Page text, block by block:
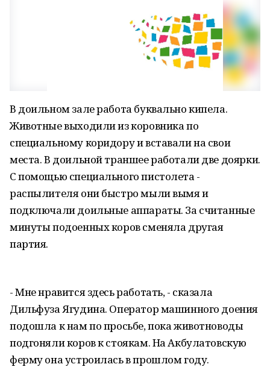
В доильном зале работа буквально кипела.
Животные выходили из коровника по
специальному коридору и вставали на свои
места. В доильной траншее работали две доярки.
С помощью специального пистолета -
распылителя они быстро мыли вымя и
подключали доильные аппараты. За считанные
минуты подоенных коров сменяла другая
партия.
- Мне нравится здесь работать, - сказала
Дильфуза Ягудина. Оператор машинного доения
подошла к нам по просьбе, пока животноводы
подгоняли коров к стоякам. На Акбулатовскую
ферму она устроилась в прошлом году.